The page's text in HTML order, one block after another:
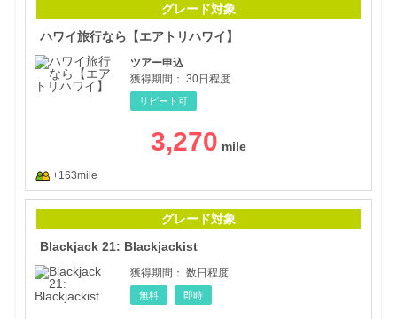
グレード対象
ハワイ旅行なら【エアトリハワイ】
ツアー申込
獲得期間： 30日程度
リピート可
3,270
+163mile
グレード対象
Blackjack 21: Blackjackist
獲得期間： 数日程度
無料 即時